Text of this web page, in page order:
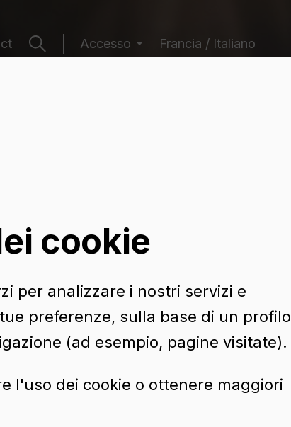
Accesso Francia / Italiano
cookie
per analizzare i nostri servizi e
preferenze, sulla base di un profilo
(ad esempio, pagine visitate).
l'uso dei cookie o ottenere maggiori